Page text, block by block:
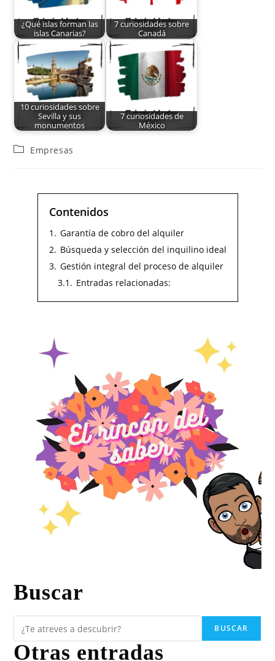
¿Qué islas forman las
islas Canarias?
7 curiosidades sobre
Canadá
10 curiosidades sobre
Sevilla y sus
monumentos
7 curiosidades de
México
Empresas
Contenidos
1. Garantía de cobro del alquiler
2. Búsqueda y selección del inquilino ideal
3. Gestión integral del proceso de alquiler
3.1. Entradas relacionadas:
Buscar
BUSCAR
Otras entradas